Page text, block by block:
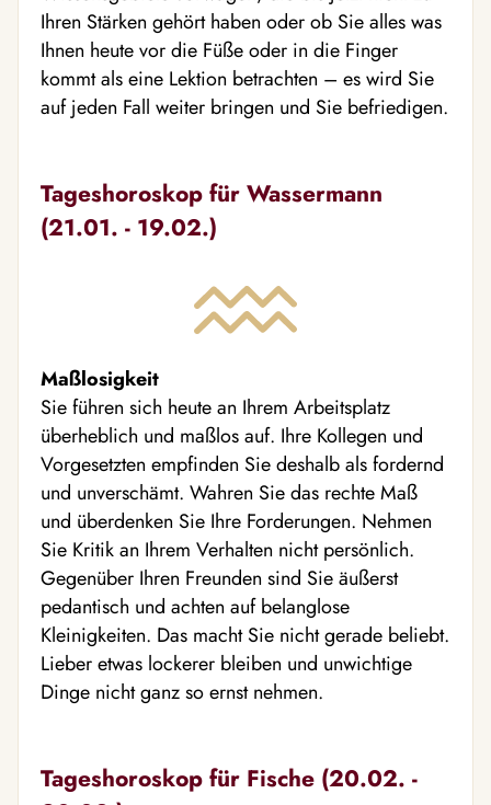
Ihren Stärken gehört haben oder ob Sie alles was
Ihnen heute vor die Füße oder in die Finger
kommt als eine Lektion betrachten – es wird Sie
auf jeden Fall weiter bringen und Sie befriedigen.
Tageshoroskop für Wassermann
(21.01. - 19.02.)
Maßlosigkeit
Sie führen sich heute an Ihrem Arbeitsplatz
überheblich und maßlos auf. Ihre Kollegen und
Vorgesetzten empfinden Sie deshalb als fordernd
und unverschämt. Wahren Sie das rechte Maß
und überdenken Sie Ihre Forderungen. Nehmen
Sie Kritik an Ihrem Verhalten nicht persönlich.
Gegenüber Ihren Freunden sind Sie äußerst
pedantisch und achten auf belanglose
Kleinigkeiten. Das macht Sie nicht gerade beliebt.
Lieber etwas lockerer bleiben und unwichtige
Dinge nicht ganz so ernst nehmen.
Tageshoroskop für Fische (20.02. -